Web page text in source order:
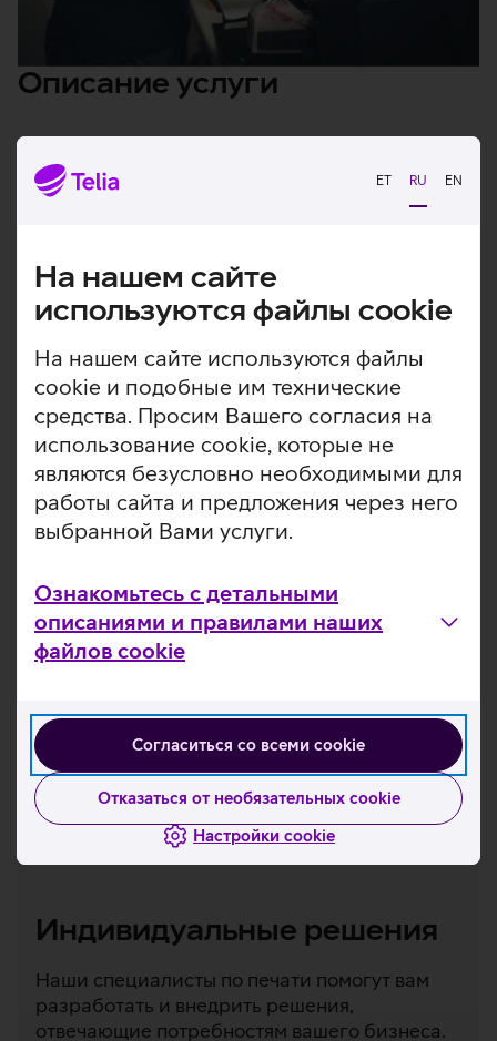
ET RU EN
На нашем сайте
используются файлы cookie
На нашем сайте используются файлы
cookie и подобные им технические
средства. Просим Вашего согласия на
использование cookie, которые не
являются безусловно необходимыми для
работы сайта и предложения через него
выбранной Вами услуги.
Ознакомьтесь с детальными
описаниями и правилами наших
файлов cookie
Согласиться со всеми cookie
Отказаться от необязательных cookie
Настройки cookie
Описание услуги
Услуга включает в себя все необходимое для
организации ежедневной печати, позволяя вам
сосредоточиться на своей основной деятельности.
программное обеспечение
Расходные материалы и аксессуары (тонеры,
чернила)
Регулярное техническое обслуживание для
обеспечения надежности
Компетентная поддержка клиентов
Гарантированный уровень обслуживания
Сменное оборудование
Индивидуальные решения
Наши специалисты по печати помогут вам
разработать и внедрить решения,
отвечающие потребностям вашего бизнеса.